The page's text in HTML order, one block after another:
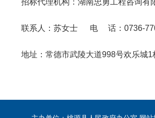
招标代理机构：湖南忠勇工程咨询有
联系人：苏女士 电 话：0736-
地址：常德市武陵大道998号欢乐城1